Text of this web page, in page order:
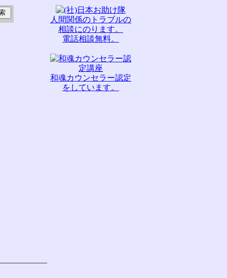
人間関係のトラブルの
相談にのります。
電話相談無料。
和魂カウンセラー認定
をしています。